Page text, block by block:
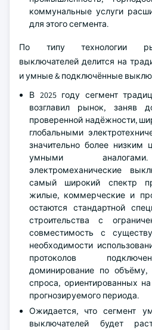
коммунальные услуги
для этого сегмента.
По типу технологии
выключателей делится на
и умные & подключённые
В 2025 году сегмент
возглавил рынок, заняв
проверенной надёжности,
глобальными
значительно более
умными
электромеханические
самый широкий спектр
жилые, коммерческие и
остаются стандартной
строительства с
совместимость с
необходимости
протоколов
доминирование по объёму,
спроса, ориентированных
прогнозируемого периода.
Ожидается, что сегмент
выключателей будет